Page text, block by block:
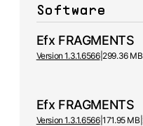
Software
Efx FRAGMENTS
Version 1.3.1.6566| 299.36 MB
Efx FRAGMENTS
Version 1.3.1.6566|171.95 MB